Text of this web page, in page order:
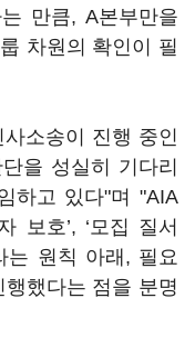
만큼, A본부만을
차원의 확인이 필
소송이 진행 중인
을 성실히 기다리
하고 있다"며 "AIA
보호’, ‘모집 질서
는 원칙 아래, 필요
했다는 점을 분명